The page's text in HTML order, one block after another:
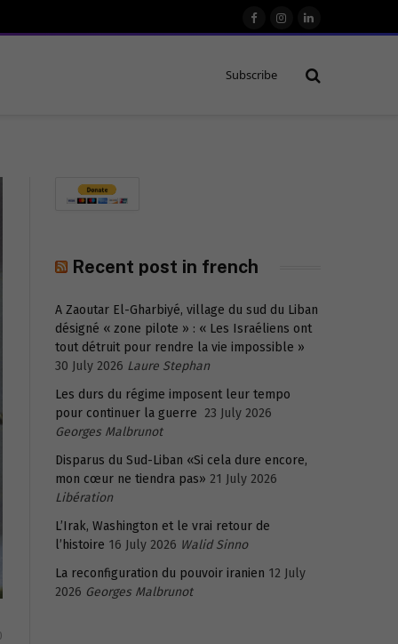
FacebookInstagram
LinkedIn
Subscribe
Recent post in french
A Zaoutar El-Gharbiyé, village du sud du Liban
désigné « zone pilote » : « Les Israéliens ont
tout détruit pour rendre la vie impossible »
30 July 2026 Laure Stephan
Les durs du régime imposent leur tempo
pour continuer la guerre 23 July 2026
Georges Malbrunot
Disparus du Sud-Liban «Si cela dure encore,
mon cœur ne tiendra pas» 21 July 2026
Libération
L’Irak, Washington et le vrai retour de
l’histoire 16 July 2026 Walid Sinno
La reconfiguration du pouvoir iranien 12 July
2026 Georges Malbrunot